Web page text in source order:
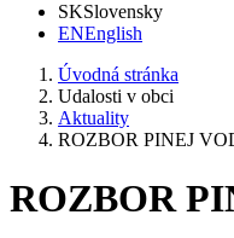
SKSlovensky
ENEnglish
Úvodná stránka
Udalosti v obci
Aktuality
ROZBOR PINEJ
ROZBOR